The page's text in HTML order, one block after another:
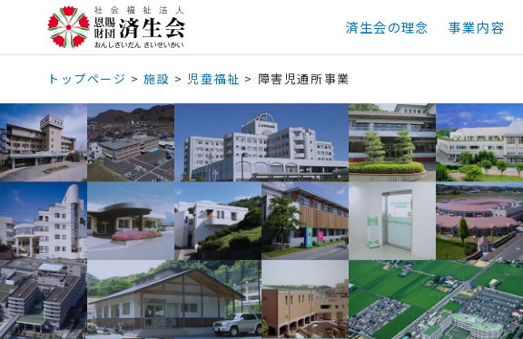
済生会の理念 事業内容
トップページ >施設 > 児童福祉 > 障害児通所事業